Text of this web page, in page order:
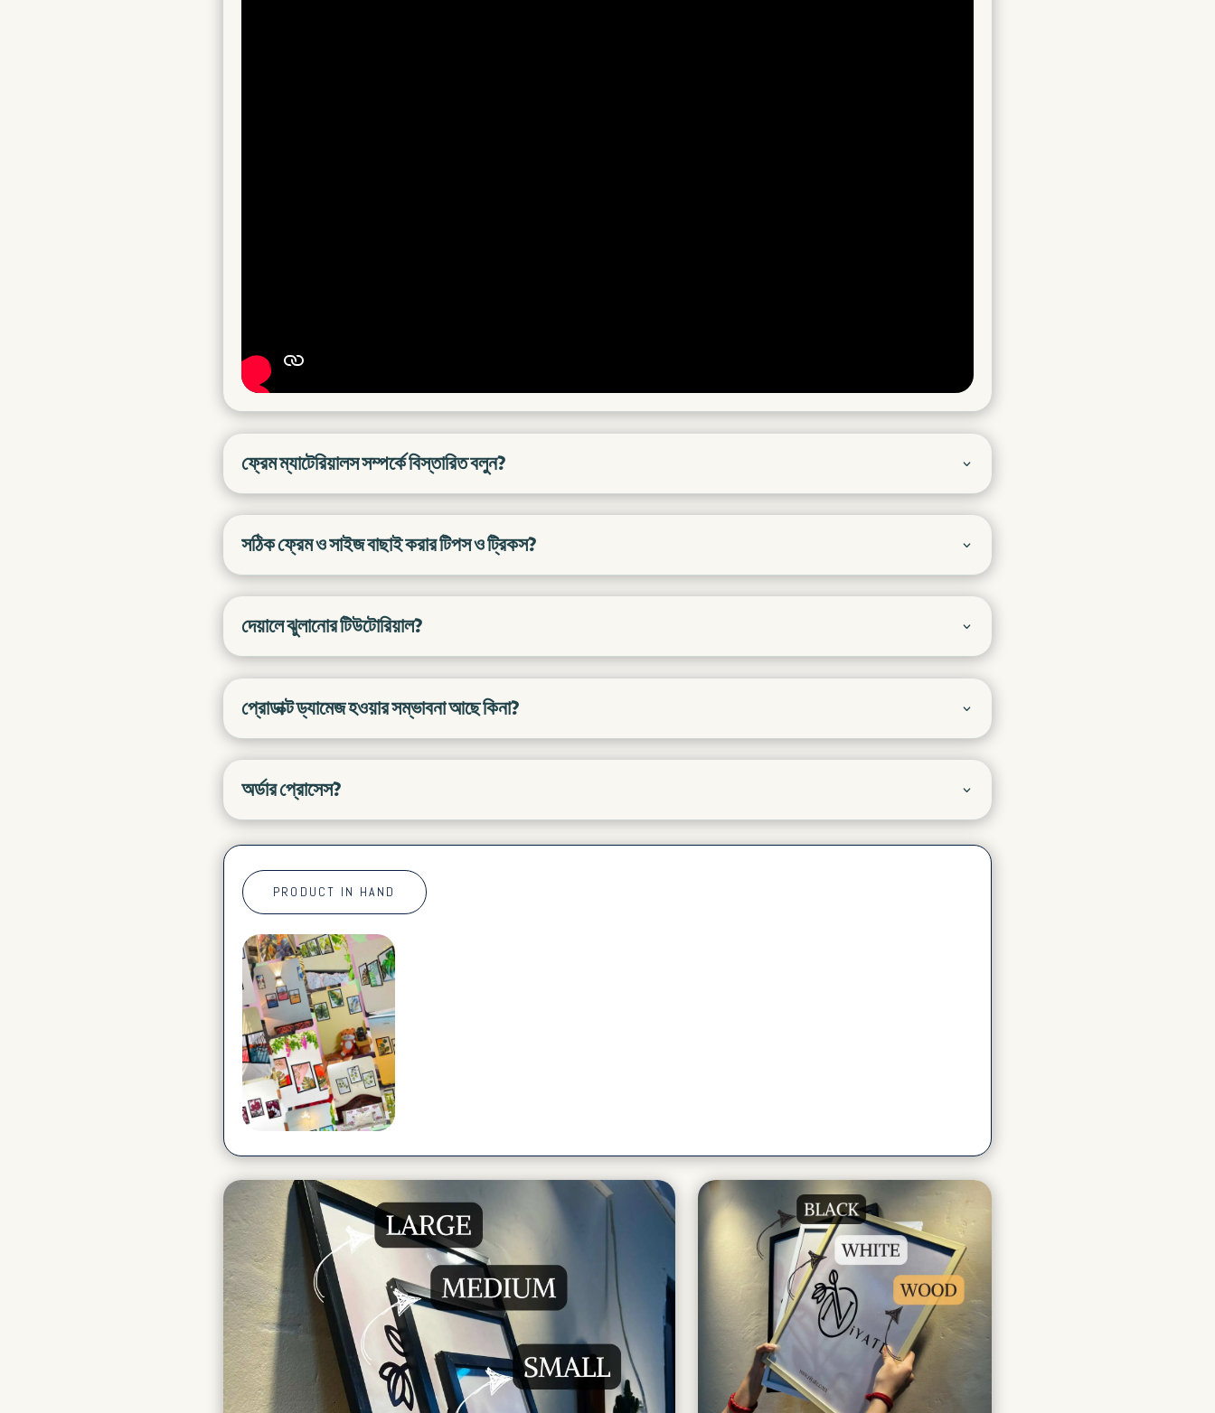
ফ্রেম ম্যাটেরিয়ালস সম্পর্কে বিস্তারিত বলুন?
সঠিক ফ্রেম ও সাইজ বাছাই করার টিপস ও ট্রিকস?
দেয়ালে ঝুলানোর টিউটোরিয়াল?
প্রোডাক্ট ড্যামেজ হওয়ার সম্ভাবনা আছে কিনা?
অর্ডার প্রোসেস?
PRODUCT IN HAND